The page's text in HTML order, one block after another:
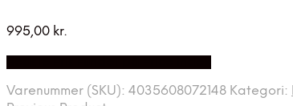
995,00 kr.
Varenummer (SKU): 4035608072148 Kategori: